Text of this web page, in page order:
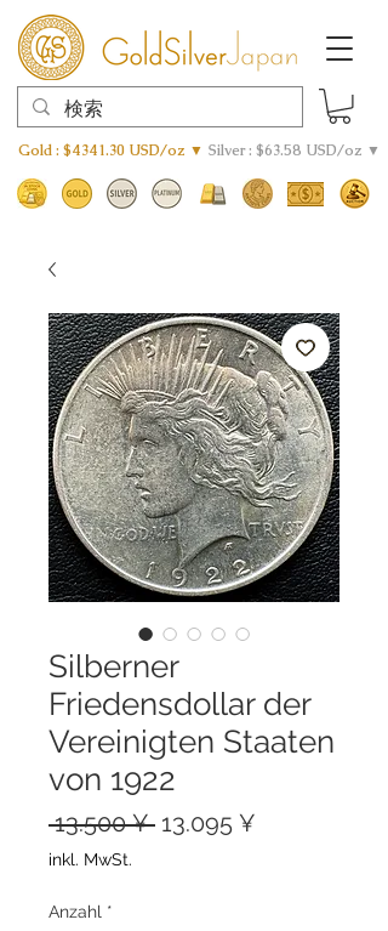
Gold : $4341.30 USD/oz ▼ Silver : $63.58 USD/oz ▼
Silberner
Friedensdollar der
Vereinigten Staaten
von 1922
13.500 ¥ Standardpreis
13.095 ¥
inkl. MwSt.
Anzahl *